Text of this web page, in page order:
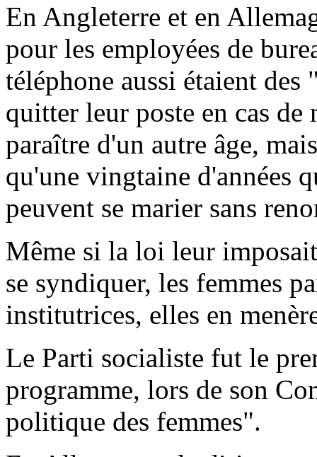
En Angleterre et en
pour les employées de
téléphone aussi étaient
quitter leur poste en cas de
paraître d'un autre âge,
qu'une vingtaine d'années
peuvent se marier sans
Même si la loi leur
se syndiquer, les femmes
institutrices, elles en
Le Parti socialiste fut le
programme, lors de son
politique des femmes".